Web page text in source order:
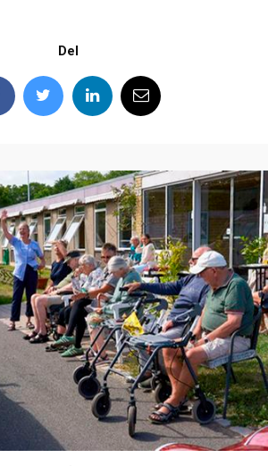
Del